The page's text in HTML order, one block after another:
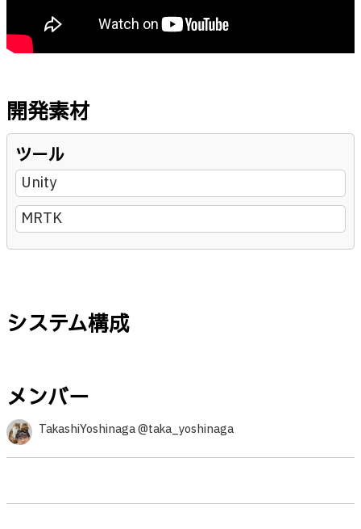
開発素材
ツール
Unity
MRTK
システム構成
メンバー
TakashiYoshinaga @taka_yoshinaga